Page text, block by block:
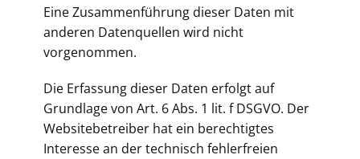
Eine Zusammenführung dieser Daten mit
anderen Datenquellen wird nicht
vorgenommen.
Die Erfassung dieser Daten erfolgt auf
Grundlage von Art. 6 Abs. 1 lit. f DSGVO. Der
Websitebetreiber hat ein berechtigtes
Interesse an der technisch fehlerfreien